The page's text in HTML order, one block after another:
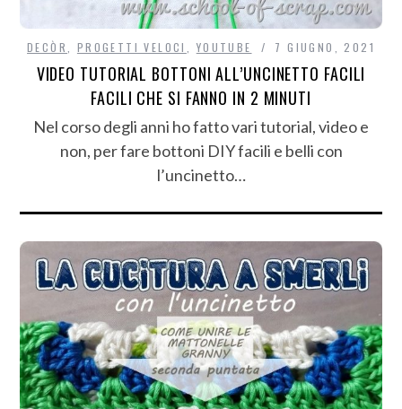
DECÒR PROGETTI VELOCI YOUTUBE 7 GIUGNO, 2021
VIDEO TUTORIAL BOTTONI ALL’UNCINETTO FACILI
FACILI CHE SI FANNO IN 2 MINUTI
Nel corso degli anni ho fatto vari tutorial, video e
non, per fare bottoni DIY facili e belli con
l’uncinetto…